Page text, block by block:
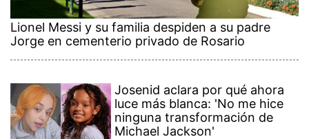
Lionel Messi y su familia despiden a su padre
Jorge en cementerio privado de Rosario
Josenid aclara por qué ahora
luce más blanca: 'No me hice
ninguna transformación de
Michael Jackson'